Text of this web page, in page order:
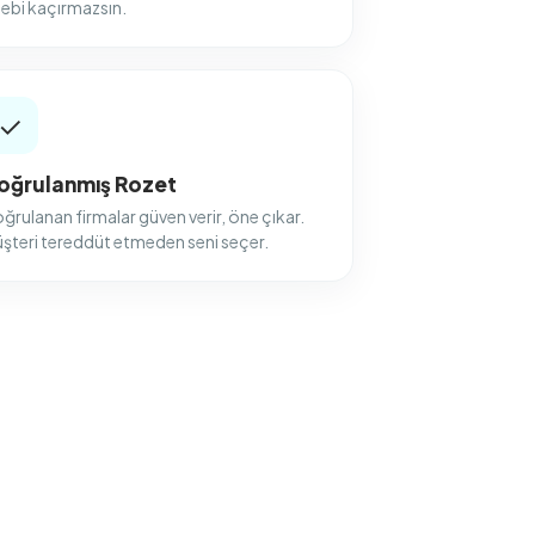
kaçırmazsın.
Rozet
firmalar güven verir, öne çıkar.
tereddüt etmeden seni seçer.